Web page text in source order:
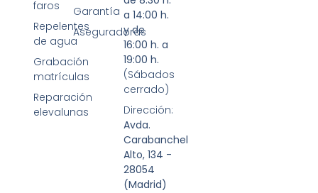
faros
Repelentes
de agua
Grabación
matrículas
Reparación
elevalunas
Garantía
Aseguradoras
a 14:00 h.
y de
16:00 h. a
19:00 h.
(Sábados
cerrado)
Dirección:
Avda.
Carabanchel
Alto, 134 -
28054
(Madrid)